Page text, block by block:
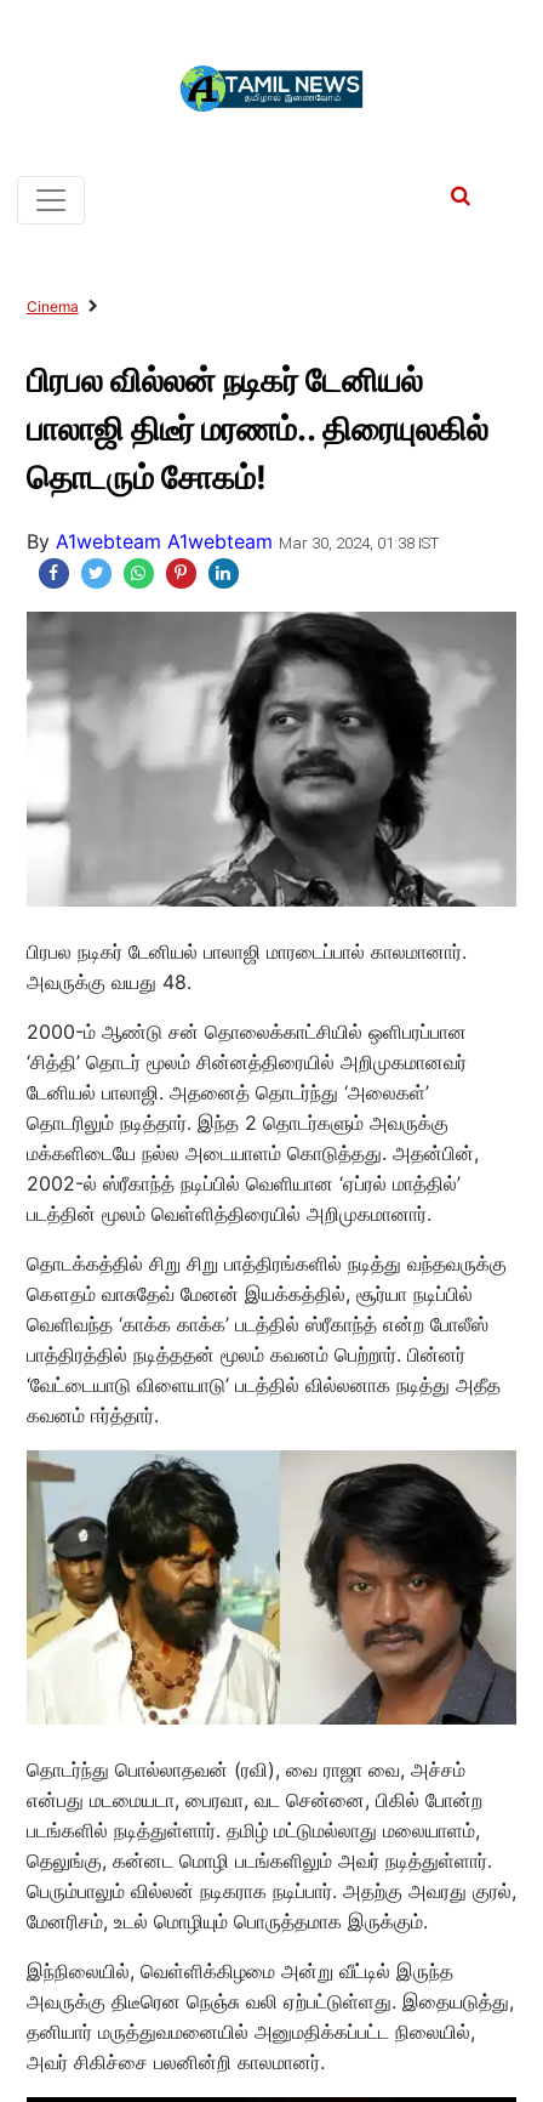
Cinema
பிரபல வில்லன் நடிகர் டேனியல்
பாலாஜி திடீர் மரணம்.. திரையுலகில்
தொடரும் சோகம்!
By A1webteam A1webteam Mar 30, 2024, 01:38 IST
பிரபல நடிகர் டேனியல் பாலாஜி மாரடைப்பால் காலமானார்.
அவருக்கு வயது 48.
2000-ம் ஆண்டு சன் தொலைக்காட்சியில் ஒளிபரப்பான
‘சித்தி’ தொடர் மூலம் சின்னத்திரையில் அறிமுகமானவர்
டேனியல் பாலாஜி. அதனைத் தொடர்ந்து ‘அலைகள்’
தொடரிலும் நடித்தார். இந்த 2 தொடர்களும் அவருக்கு
மக்களிடையே நல்ல அடையாளம் கொடுத்தது. அதன்பின்,
2002-ல் ஸ்ரீகாந்த் நடிப்பில் வெளியான ‘ஏப்ரல் மாத்தில்’
படத்தின் மூலம் வெள்ளித்திரையில் அறிமுகமானார்.
தொடக்கத்தில் சிறு சிறு பாத்திரங்களில் நடித்து வந்தவருக்கு
கௌதம் வாசுதேவ் மேனன் இயக்கத்தில், சூர்யா நடிப்பில்
வெளிவந்த ‘காக்க காக்க’ படத்தில் ஸ்ரீகாந்த் என்ற போலீஸ்
பாத்திரத்தில் நடித்ததன் மூலம் கவனம் பெற்றார். பின்னர்
‘வேட்டையாடு விளையாடு’ படத்தில் வில்லனாக நடித்து அதீத
கவனம் ஈர்த்தார்.
தொடர்ந்து பொல்லாதவன் (ரவி), வை ராஜா வை, அச்சம்
என்பது மடமையடா, பைரவா, வட சென்னை, பிகில் போன்ற
படங்களில் நடித்துள்ளார். தமிழ் மட்டுமல்லாது மலையாளம்,
தெலுங்கு, கன்னட மொழி படங்களிலும் அவர் நடித்துள்ளார்.
பெரும்பாலும் வில்லன் நடிகராக நடிப்பார். அதற்கு அவரது குரல்,
மேனரிசம், உடல் மொழியும் பொருத்தமாக இருக்கும்.
இந்நிலையில், வெள்ளிக்கிழமை அன்று வீட்டில் இருந்த
அவருக்கு திடீரென நெஞ்சு வலி ஏற்பட்டுள்ளது. இதையடுத்து,
தனியார் மருத்துவமனையில் அனுமதிக்கப்பட்ட நிலையில்,
அவர் சிகிச்சை பலனின்றி காலமானர்.